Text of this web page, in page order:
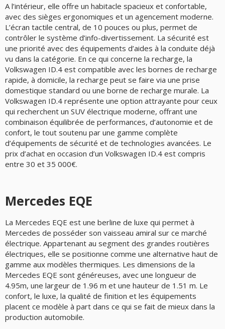
A l’intérieur, elle offre un habitacle spacieux et confortable,
avec des sièges ergonomiques et un agencement moderne.
L’écran tactile central, de 10 pouces ou plus, permet de
contrôler le système d’info-divertissement. La sécurité est
une priorité avec des équipements d’aides à la conduite déjà
vu dans la catégorie. En ce qui concerne la recharge, la
Volkswagen ID.4 est compatible avec les bornes de recharge
rapide, à domicile, la recharge peut se faire via une prise
domestique standard ou une borne de recharge murale. La
Volkswagen ID.4 représente une option attrayante pour ceux
qui recherchent un SUV électrique moderne, offrant une
combinaison équilibrée de performances, d’autonomie et de
confort, le tout soutenu par une gamme complète
d’équipements de sécurité et de technologies avancées. Le
prix d’achat en occasion d’un Volkswagen ID.4 est compris
entre 30 et 35 000€.
Mercedes EQE
La Mercedes EQE est une berline de luxe qui permet à
Mercedes de posséder son vaisseau amiral sur ce marché
électrique. Appartenant au segment des grandes routières
électriques, elle se positionne comme une alternative haut de
gamme aux modèles thermiques. Les dimensions de la
Mercedes EQE sont généreuses, avec une longueur de
4.95m, une largeur de 1.96 m et une hauteur de 1.51 m. Le
confort, le luxe, la qualité de finition et les équipements
placent ce modèle à part dans ce qui se fait de mieux dans la
production automobile.